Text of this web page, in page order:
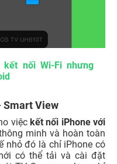
nối Wi-Fi nhưng
Smart View
việckết nối iPhone với
minh và hoàn toàn
nhỏ đó là chỉ iPhone có
có thể tải và cài đặt